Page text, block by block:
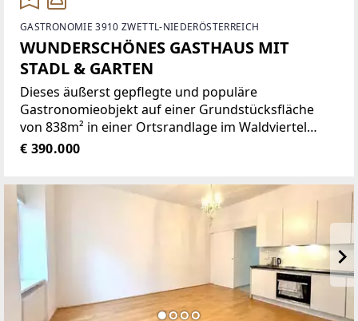
GASTRONOMIE 3910 ZWETTL-NIEDERÖSTERREICH
WUNDERSCHÖNES GASTHAUS MIT
STADL & GARTEN
Dieses äußerst gepflegte und populäre
Gastronomieobjekt auf einer Grundstücksfläche
von 838m² in einer Ortsrandlage im Waldviertel
bietet eine Vielzahl von Nutzungsmöglichkeiten wie
€ 390.000